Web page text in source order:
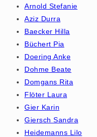
Arnold Stefanie
Aziz Durra
Baecker Hilla
Büchert Pia
Doering Anke
Dohme Beate
Domgans Rita
Flöter Laura
Gier Karin
Giersch Sandra
Heidemanns Lilo